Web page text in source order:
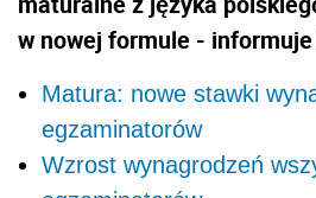
w nowej formule - informuje
Matura: nowe stawki
egzaminatorów
Wzrost wynagrodzeń